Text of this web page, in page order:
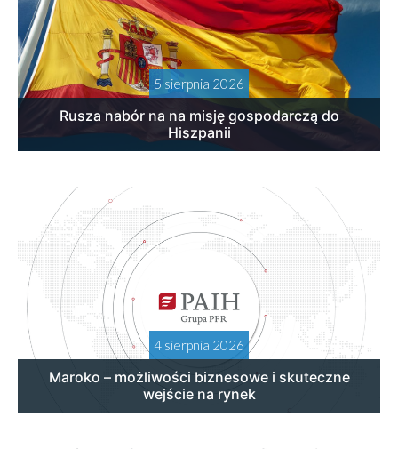
5 sierpnia 2026
Rusza nabór na na misję gospodarczą do
Hiszpanii
4 sierpnia 2026
Maroko – możliwości biznesowe i skuteczne
wejście na rynek